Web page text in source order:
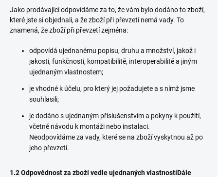
Jako prodávající odpovídáme za to, že vám bylo dodáno to zboží,
které jste si objednali, a že zboží při převzetí nemá vady. To
znamená, že zboží při převzetí zejména:
odpovídá ujednanému popisu, druhu a množství, jakož i
jakosti, funkčnosti, kompatibilitě, interoperabilitě a jiným
ujednaným vlastnostem;
je vhodné k účelu, pro který jej požadujete a s nímž jsme
souhlasili;
je dodáno s ujednaným příslušenstvím a pokyny k použití,
včetně návodu k montáži nebo instalaci.
Neodpovídáme za vady, které se na zboží vyskytnou až po
jeho převzetí.
1.2 Odpovědnost za zboží vedle ujednaných vlastnostíDále